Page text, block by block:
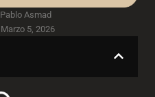
Pablo Asmad
Marzo 5, 2026